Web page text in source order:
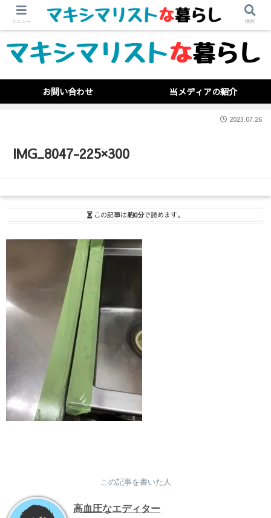
お問い合わせ 当メディアの紹介
IMG_8047-225×300
2023.07.26
この記事は約0分で読めます。
この記事を書いた人
高血圧なエディター
メニュー 検索